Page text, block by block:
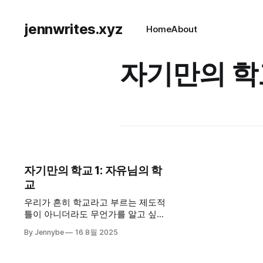
jennwrites.xyz HomeAbout
자기만의
자기만의 학교 1: 자유님의 학
교
우리가 흔히 학교라고 부르는 제도적
틀이 아니더라도 무언가를 알고 싶은
면 학교가 될 수 있다. "기분 좋은 충
By Jennybe 16 8월 2025